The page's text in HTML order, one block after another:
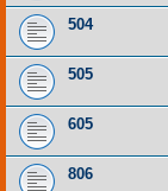
504
505
605
806